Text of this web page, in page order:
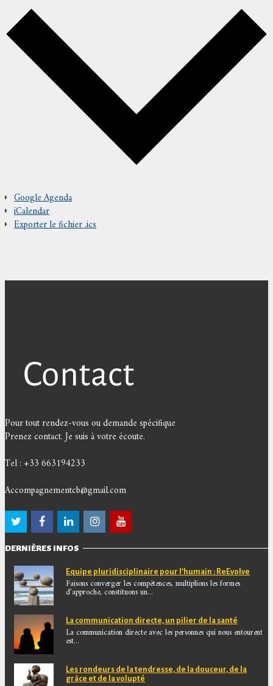
Google Agenda
iCalendar
Exporter le fichier .ics
Pour tout rendez-vous ou demande spécifique
Prenez contact. Je suis à votre écoute.
Tel : +33 663194233
Accompagnementcb@gmail.com
DERNIÈRES INFOS
Equipe pluridisciplinaire pour l’humain : ReEvolve
Faisons converger les compétences, multiplions les formes
d’approche, constituons un...
La communication directe, un pilier de la santé
La communication directe avec les personnes qui nous entourent
est...
Les rondeurs de la tendresse, de la douceur, de la
grâce et de la volupté